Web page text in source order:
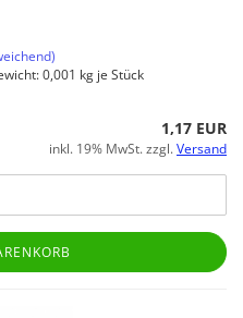
0,001 kg je Stück
1,17 EUR
inkl. 19% MwSt. zzgl.Versand